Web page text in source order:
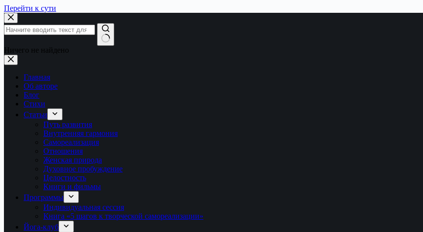
Перейти к сути
Ничего не найдено
Главная
Об авторе
Блог
Стихи
Статьи
Путь развития
Внутренняя гармония
Самореализация
Отношения
Женская природа
Духовное пробуждение
Целостность
Книги и фильмы
Программы
Индивидуальная сессия
Книга «5 шагов к творческой самореализации»
Йога-клуб